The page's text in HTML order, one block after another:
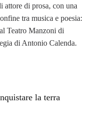
attore di prosa, con una
tra musica e poesia:
Teatro Manzoni di
di Antonio Calenda.
la terra